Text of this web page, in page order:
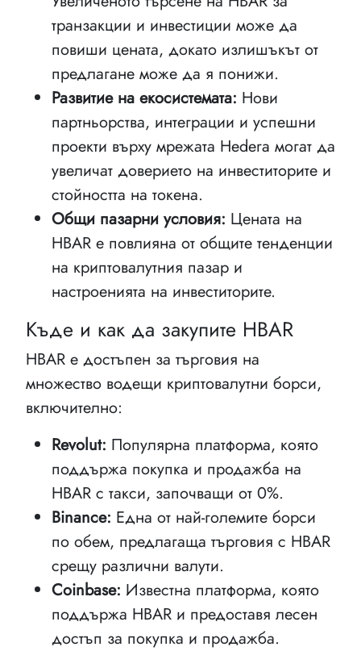
транзакции и инвестиции може да
повиши цената, докато излишъкът от
предлагане може да я понижи.
Развитие на екосистемата: Нови
партньорства, интеграции и успешни
проекти върху мрежата Hedera могат да
увеличат доверието на инвеститорите и
стойността на токена.
Общи пазарни условия: Цената на
HBAR е повлияна от общите тенденции
на криптовалутния пазар и
настроенията на инвеститорите.
Къде и как да закупите HBAR
HBAR е достъпен за търговия на
множество водещи криптовалутни борси,
включително:
Revolut: Популярна платформа, която
поддържа покупка и продажба на
HBAR с такси, започващи от 0%.
Binance: Една от най-големите борси
по обем, предлагаща търговия с HBAR
срещу различни валути.
Coinbase: Известна платформа, която
поддържа HBAR и предоставя лесен
достъп за покупка и продажба.